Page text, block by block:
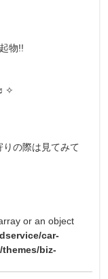
物!!
の際は見てみて
or an object
car-
biz-